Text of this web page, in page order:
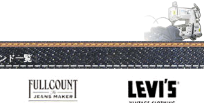
ド一覧｜